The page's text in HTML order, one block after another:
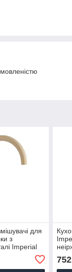
для
з
Imperial
пісочний
752